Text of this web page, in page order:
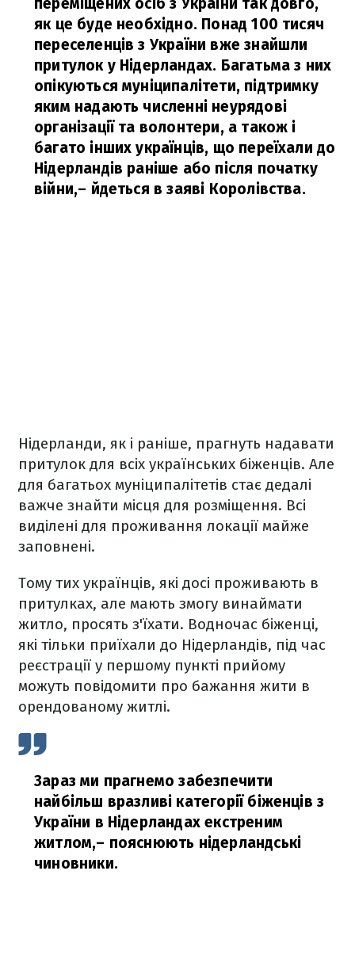
як це буде необхідно. Понад 100 тисяч
переселенців з України вже знайшли
притулок у Нідерландах. Багатьма з них
опікуються муніципалітети, підтримку
яким надають численні неурядові
організації та волонтери, а також і
багато інших українців, що переїхали до
Нідерландів раніше або після початку
війни,– йдеться в заяві Королівства.
Нідерланди, як і раніше, прагнуть надавати
притулок для всіх українських біженців. Але
для багатьох муніципалітетів стає дедалі
важче знайти місця для розміщення. Всі
виділені для проживання локації майже
заповнені.
Тому тих українців, які досі проживають в
притулках, але мають змогу винаймати
житло, просять з'їхати. Водночас біженці,
які тільки приїхали до Нідерландів, під час
реєстрації у першому пункті прийому
можуть повідомити про бажання жити в
орендованому житлі.
Зараз ми прагнемо забезпечити
найбільш вразливі категорії біженців з
України в Нідерландах екстреним
житлом,– пояснюють нідерландські
чиновники.